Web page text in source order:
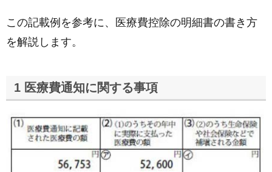
この記載例を参考に、医療費控除の明細書の書き方
を解説します。
1 医療費通知に関する事項